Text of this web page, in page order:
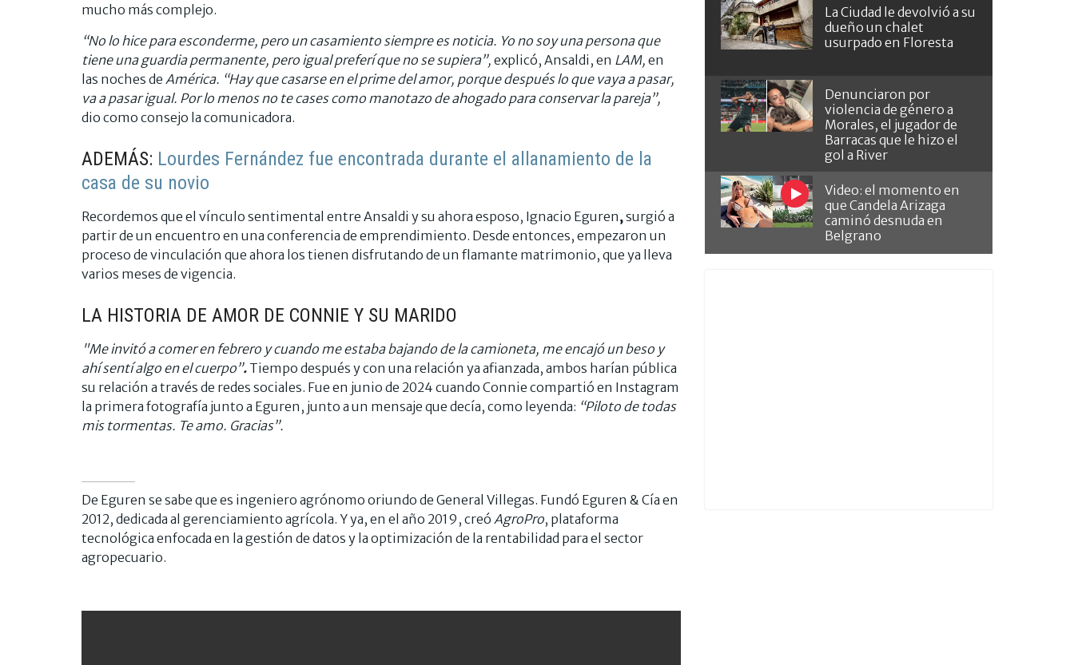
mucho más complejo.
“No lo hice para esconderme, pero un casamiento siempre es noticia. Yo no soy una persona que
tiene una guardia permanente, pero igual preferí que no se supiera”, explicó, Ansaldi, en LAM, en
las noches de América. “Hay que casarse en el prime del amor, porque después lo que vaya a pasar,
va a pasar igual. Por lo menos no te cases como manotazo de ahogado para conservar la pareja”,
dio como consejo la comunicadora.
ADEMÁS: Lourdes Fernández fue encontrada durante el allanamiento de la
casa de su novio
Recordemos que el vínculo sentimental entre Ansaldi y su ahora esposo, Ignacio Eguren, surgió a
partir de un encuentro en una conferencia de emprendimiento. Desde entonces, empezaron un
proceso de vinculación que ahora los tienen disfrutando de un flamante matrimonio, que ya lleva
varios meses de vigencia.
LA HISTORIA DE AMOR DE CONNIE Y SU MARIDO
"Me invitó a comer en febrero y cuando me estaba bajando de la camioneta, me encajó un beso y
ahí sentí algo en el cuerpo”. Tiempo después y con una relación ya afianzada, ambos harían pública
su relación a través de redes sociales. Fue en junio de 2024 cuando Connie compartió en Instagram
la primera fotografía junto a Eguren, junto a un mensaje que decía, como leyenda: “Piloto de todas
mis tormentas. Te amo. Gracias”.
De Eguren se sabe que es ingeniero agrónomo oriundo de General Villegas. Fundó Eguren & Cía en
2012, dedicada al gerenciamiento agrícola. Y ya, en el año 2019, creó AgroPro, plataforma
tecnológica enfocada en la gestión de datos y la optimización de la rentabilidad para el sector
agropecuario.
La Ciudad le devolvió a su
dueño un chalet
usurpado en Floresta
Denunciaron por
violencia de género a
Morales, el jugador de
Barracas que le hizo el
gol a River
Video: el momento en
que Candela Arizaga
caminó desnuda en
Belgrano